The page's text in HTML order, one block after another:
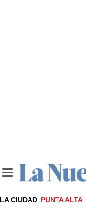
LA CIUDAD PUNTA ALTA